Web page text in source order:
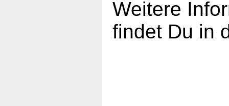
Weitere
findet Du in